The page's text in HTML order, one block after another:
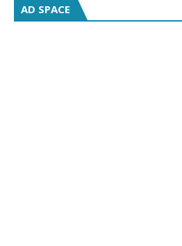
AD SPACE